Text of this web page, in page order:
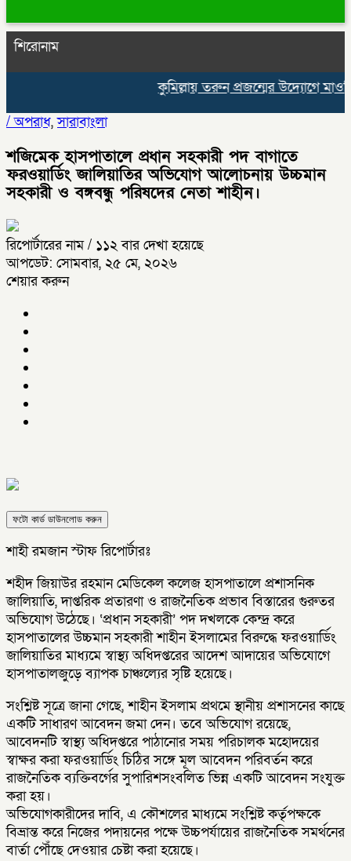
শিরোনাম
কুমিল্লায় তরুন প্রজন্মের উদ্যোগে
/অপরাধ,সারাবাংলা
শজিমেক হাসপাতালে প্রধান সহকারী পদ বাগাতে
ফরওয়ার্ডিং জালিয়াতির অভিযোগ আলোচনায় উচ্চমান
সহকারী ও বঙ্গবন্ধু পরিষদের নেতা শাহীন।
রিপোর্টারের নাম/ ১১২ বার দেখা হয়েছে
আপডেট: সোমবার, ২৫ মে, ২০২৬
শেয়ার করুন
ফটো কার্ড ডাউনলোড করুন
শাহী রমজান স্টাফ রিপোর্টারঃ
শহীদ জিয়াউর রহমান মেডিকেল কলেজ হাসপাতালে প্রশাসনিক
জালিয়াতি, দাপ্তরিক প্রতারণা ও রাজনৈতিক প্রভাব বিস্তারের গুরুতর
অভিযোগ উঠেছে। ‘প্রধান সহকারী’ পদ দখলকে কেন্দ্র করে
হাসপাতালের উচ্চমান সহকারী শাহীন ইসলামের বিরুদ্ধে ফরওয়ার্ডিং
জালিয়াতির মাধ্যমে স্বাস্থ্য অধিদপ্তরের আদেশ আদায়ের অভিযোগে
হাসপাতালজুড়ে ব্যাপক চাঞ্চল্যের সৃষ্টি হয়েছে।
সংশ্লিষ্ট সূত্রে জানা গেছে, শাহীন ইসলাম প্রথমে স্থানীয় প্রশাসনের কাছে
একটি সাধারণ আবেদন জমা দেন। তবে অভিযোগ রয়েছে,
আবেদনটি স্বাস্থ্য অধিদপ্তরে পাঠানোর সময় পরিচালক মহোদয়ের
স্বাক্ষর করা ফরওয়ার্ডিং চিঠির সঙ্গে মূল আবেদন পরিবর্তন করে
রাজনৈতিক ব্যক্তিবর্গের সুপারিশসংবলিত ভিন্ন একটি আবেদন সংযুক্ত
করা হয়।
অভিযোগকারীদের দাবি, এ কৌশলের মাধ্যমে সংশ্লিষ্ট কর্তৃপক্ষকে
বিভ্রান্ত করে নিজের পদায়নের পক্ষে উচ্চপর্যায়ের রাজনৈতিক সমর্থনের
বার্তা পৌঁছে দেওয়ার চেষ্টা করা হয়েছে।